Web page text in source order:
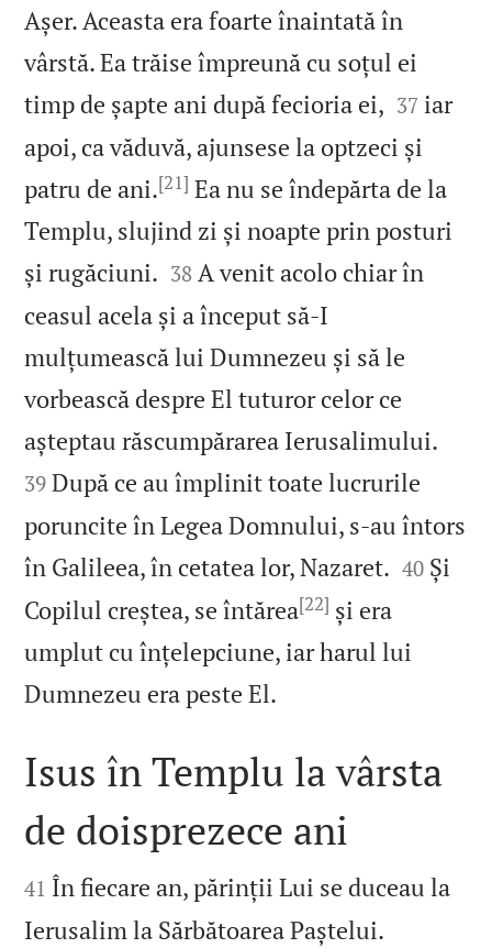
Așer. Aceasta era foarte înaintată în
vârstă. Ea trăise împreună cu soțul ei
timp de șapte ani după fecioria ei, 

37 iar
apoi, ca văduvă, ajunsese la optzeci și
patru de ani.[21] Ea nu se îndepărta de la
Templu, slujind zi și noapte prin posturi
și rugăciuni. 

38 A venit acolo chiar în
ceasul acela și a început să‑I
mulțumească lui Dumnezeu și să le
vorbească despre El tuturor celor ce
așteptau răscumpărarea Ierusalimului.
39 După ce au împlinit toate lucrurile
poruncite în Legea Domnului, s‑au întors
în Galileea, în cetatea lor, Nazaret. 

40 Și
Copilul creștea, se întărea[22] și era
umplut cu înțelepciune, iar harul lui
Dumnezeu era peste El.

Isus în Templu la vârsta
de doisprezece ani

41 În fiecare an, părinții Lui se duceau la
Ierusalim la Sărbătoarea Paștelui.